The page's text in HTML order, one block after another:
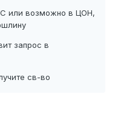
или возможно в ЦОН,
запрос в
св-во